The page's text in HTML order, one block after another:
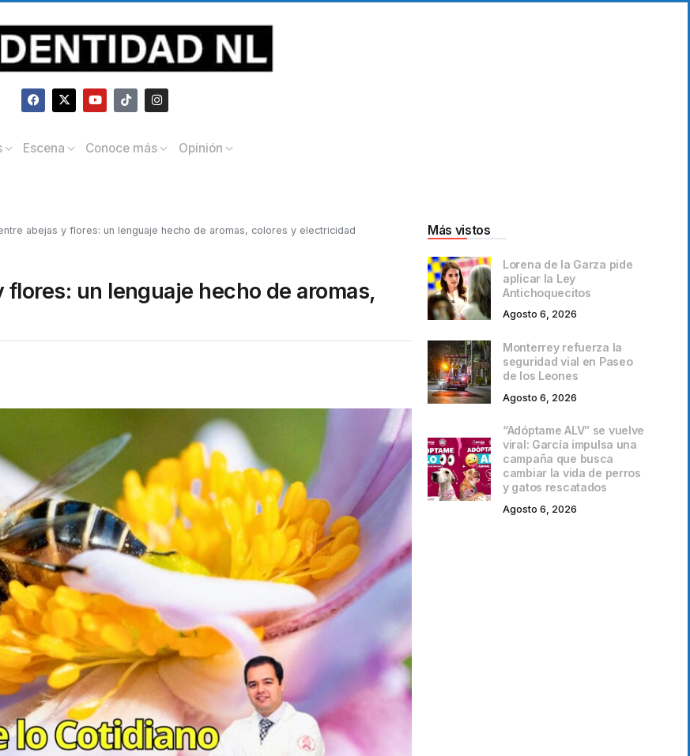
Escena Conoce más Opinión
abejas y flores: un lenguaje hecho de aromas, colores y electricidad
un lenguaje hecho de aromas,
Más vistos
Lorena de la Garza pide
aplicar la Ley
Antichoquecitos
Agosto 6, 2026
Monterrey refuerza la
seguridad vial en Paseo
de los Leones
Agosto 6, 2026
“Adóptame ALV” se vuelve
viral: García impulsa una
campaña que busca
cambiar la vida de perros
y gatos rescatados
Agosto 6, 2026